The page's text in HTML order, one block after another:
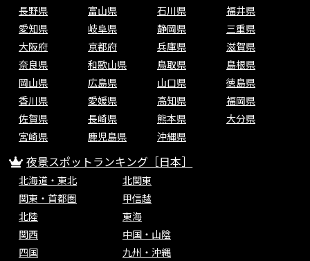
長野県
富山県 石川県
福井県
愛知県
岐阜県 静岡県
三重県
大阪府
京都府 兵庫県
滋賀県
奈良県
和歌山県 鳥取県
島根県
岡山県
広島県 山口県
徳島県
香川県
愛媛県 高知県
福岡県
佐賀県
長崎県 熊本県
大分県
宮崎県
鹿児島県 沖縄県
夜景スポットランキング［日本］
北海道・東北
北関東
関東・首都圏
甲信越
北陸
東海
関西
中国・山陰
四国
九州・沖縄